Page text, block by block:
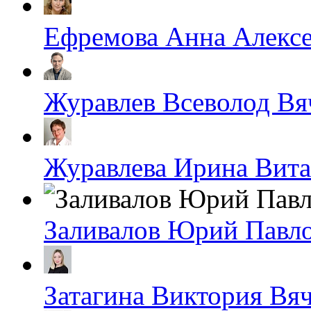
Ефремова Анна
Журавлев Всеволод
Журавлева Ирина
Заливалов Юрий
Затагина Виктория